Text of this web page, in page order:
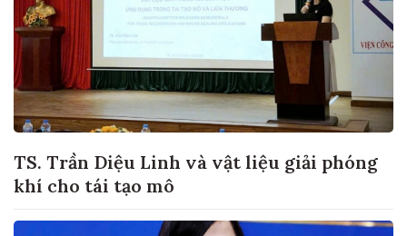
TS. Trần Diệu Linh và vật liệu giải phóng
khí cho tái tạo mô